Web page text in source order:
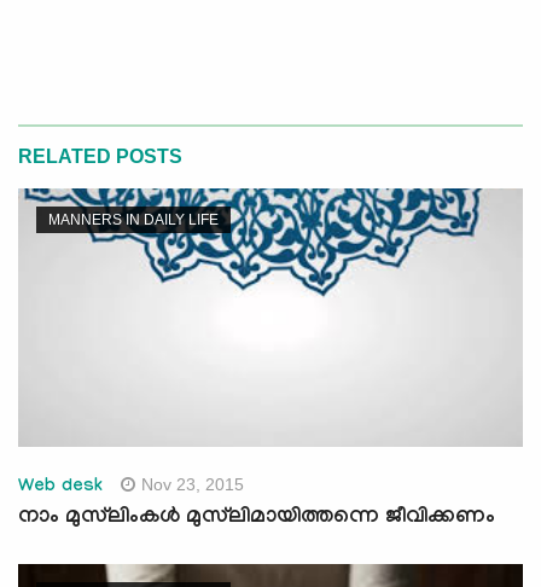
RELATED POSTS
MANNERS IN DAILY LIFE
Web desk Nov 23, 2015
നാം മുസ്‌ലിംകള്‍ മുസ്‌ലിമായിത്തന്നെ ജീവിക്കണം